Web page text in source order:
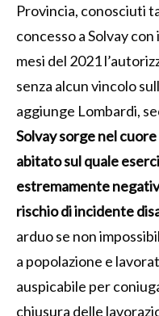
Provincia, conosciuti
concesso a Solvay
mesi del 2021
senza alcun vincolo
aggiunge Lombardi,
Solvay sorge nel
abitato sul quale
estremamente
rischio di incidente
arduo se non
a popolazione e
auspicabile per
chiusura delle